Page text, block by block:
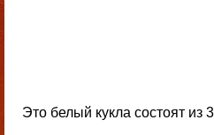
Это белый кукла состоят из